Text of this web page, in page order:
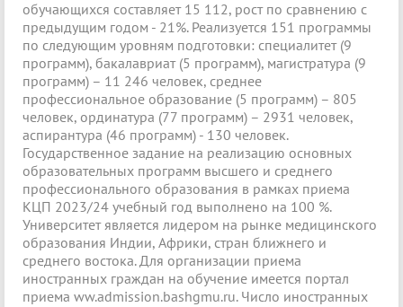
обучающихся составляет 15 112, рост по сравнению с
предыдущим годом - 21%. Реализуется 151 программы
по следующим уровням подготовки: специалитет (9
программ), бакалавриат (5 программ), магистратура (9
программ) – 11 246 человек, среднее
профессиональное образование (5 программ) – 805
человек, ординатура (77 программ) – 2931 человек,
аспирантура (46 программ) - 130 человек.
Государственное задание на реализацию основных
образовательных программ высшего и среднего
профессионального образования в рамках приема
КЦП 2023/24 учебный год выполнено на 100 %.
Университет является лидером на рынке медицинского
образования Индии, Африки, стран ближнего и
среднего востока. Для организации приема
иностранных граждан на обучение имеется портал
приема ww.admission.bashgmu.ru. Число иностранных